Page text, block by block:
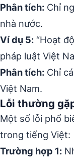
Phân tích: Chỉ
nhà nước.
Ví dụ 5: “Hoạt
pháp luật Việt
Phân tích: Chỉ
Việt Nam.
Lỗi thường
Một số lỗi phổ
trong tiếng Việt:
Trường hợp 1: